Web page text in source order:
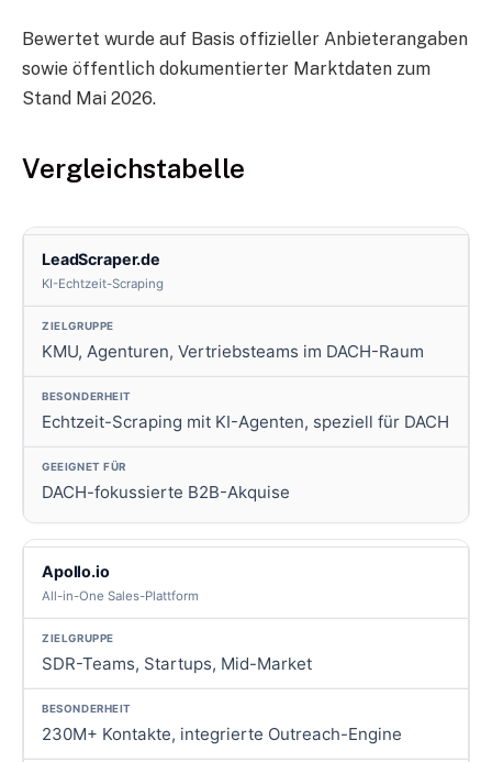
Bewertet wurde auf Basis offizieller Anbieterangaben
sowie öffentlich dokumentierter Marktdaten zum
Stand Mai 2026.
Vergleichstabelle
LeadScraper.de
KI-Echtzeit-Scraping
KMU, Agenturen, Vertriebsteams im DACH-Raum
Echtzeit-Scraping mit KI-Agenten, speziell für DACH
DACH-fokussierte B2B-Akquise
Apollo.io
All-in-One Sales-Plattform
SDR-Teams, Startups, Mid-Market
230M+ Kontakte, integrierte Outreach-Engine